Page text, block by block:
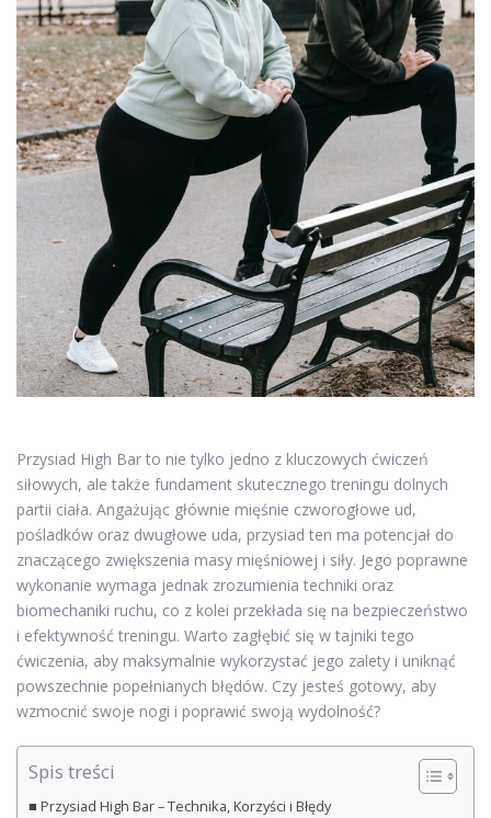
Przysiad High Bar to nie tylko jedno z kluczowych ćwiczeń
siłowych, ale także fundament skutecznego treningu dolnych
partii ciała. Angażując głównie mięśnie czworogłowe ud,
pośladków oraz dwugłowe uda, przysiad ten ma potencjał do
znaczącego zwiększenia masy mięśniowej i siły. Jego poprawne
wykonanie wymaga jednak zrozumienia techniki oraz
biomechaniki ruchu, co z kolei przekłada się na bezpieczeństwo
i efektywność treningu. Warto zagłębić się w tajniki tego
ćwiczenia, aby maksymalnie wykorzystać jego zalety i uniknąć
powszechnie popełnianych błędów. Czy jesteś gotowy, aby
wzmocnić swoje nogi i poprawić swoją wydolność?
Spis treści
Przysiad High Bar – Technika, Korzyści i Błędy